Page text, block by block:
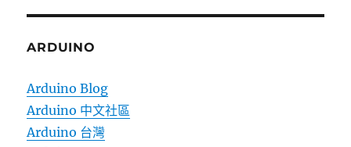
ARDUINO
Arduino Blog
Arduino 中文社區
Arduino 台灣